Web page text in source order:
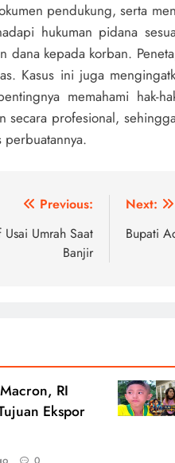
pendukung, serta
hukuman pidana
dana kepada korban.
Kasus ini juga
memahami hak-
secara profesional,
Previous:
Umrah Saat
Banjir
Next:
Bupati
RI
Ekspor